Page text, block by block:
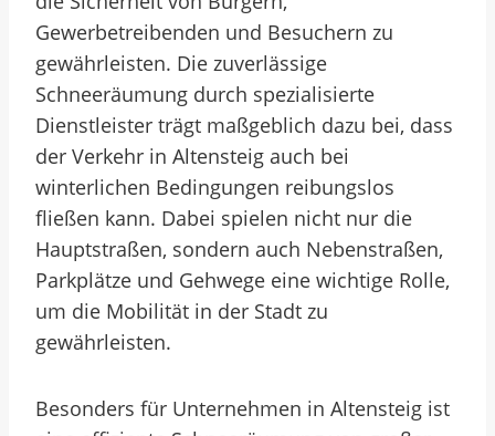
Gewerbetreibenden und Besuchern zu
gewährleisten. Die zuverlässige
Schneeräumung durch spezialisierte
Dienstleister trägt maßgeblich dazu bei, dass
der Verkehr in Altensteig auch bei
winterlichen Bedingungen reibungslos
fließen kann. Dabei spielen nicht nur die
Hauptstraßen, sondern auch Nebenstraßen,
Parkplätze und Gehwege eine wichtige Rolle,
um die Mobilität in der Stadt zu
gewährleisten.
Besonders für Unternehmen in Altensteig ist